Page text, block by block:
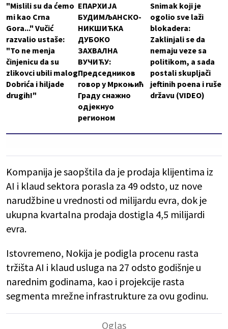
"Mislili su da ćemo
mi kao Crna
Gora..." Vučić
razvalio ustaše:
"To ne menja
činjenicu da su
zlikovci ubili malog
Dobrića i hiljade
drugih!"
ЕПАРХИЈА
БУДИМЉАНСКО-
НИКШИЋКА
ДУБОКО
ЗАХВАЛНА
ВУЧИЋУ:
Председников
говор у Мркоњић
Граду снажно
одјекнуо
регионом
Snimak koji je
ogolio sve laži
blokadera:
Zaklinjali se da
nemaju veze sa
politikom, a sada
postali skupljači
jeftinih poena i ruše
državu (VIDEO)
Kompanija je saopštila da je prodaja klijentima iz
AI i klaud sektora porasla za 49 odsto, uz nove
narudžbine u vrednosti od milijardu evra, dok je
ukupna kvartalna prodaja dostigla 4,5 milijardi
evra.
Istovremeno, Nokija je podigla procenu rasta
tržišta AI i klaud usluga na 27 odsto godišnje u
narednim godinama, kao i projekcije rasta
segmenta mrežne infrastrukture za ovu godinu.